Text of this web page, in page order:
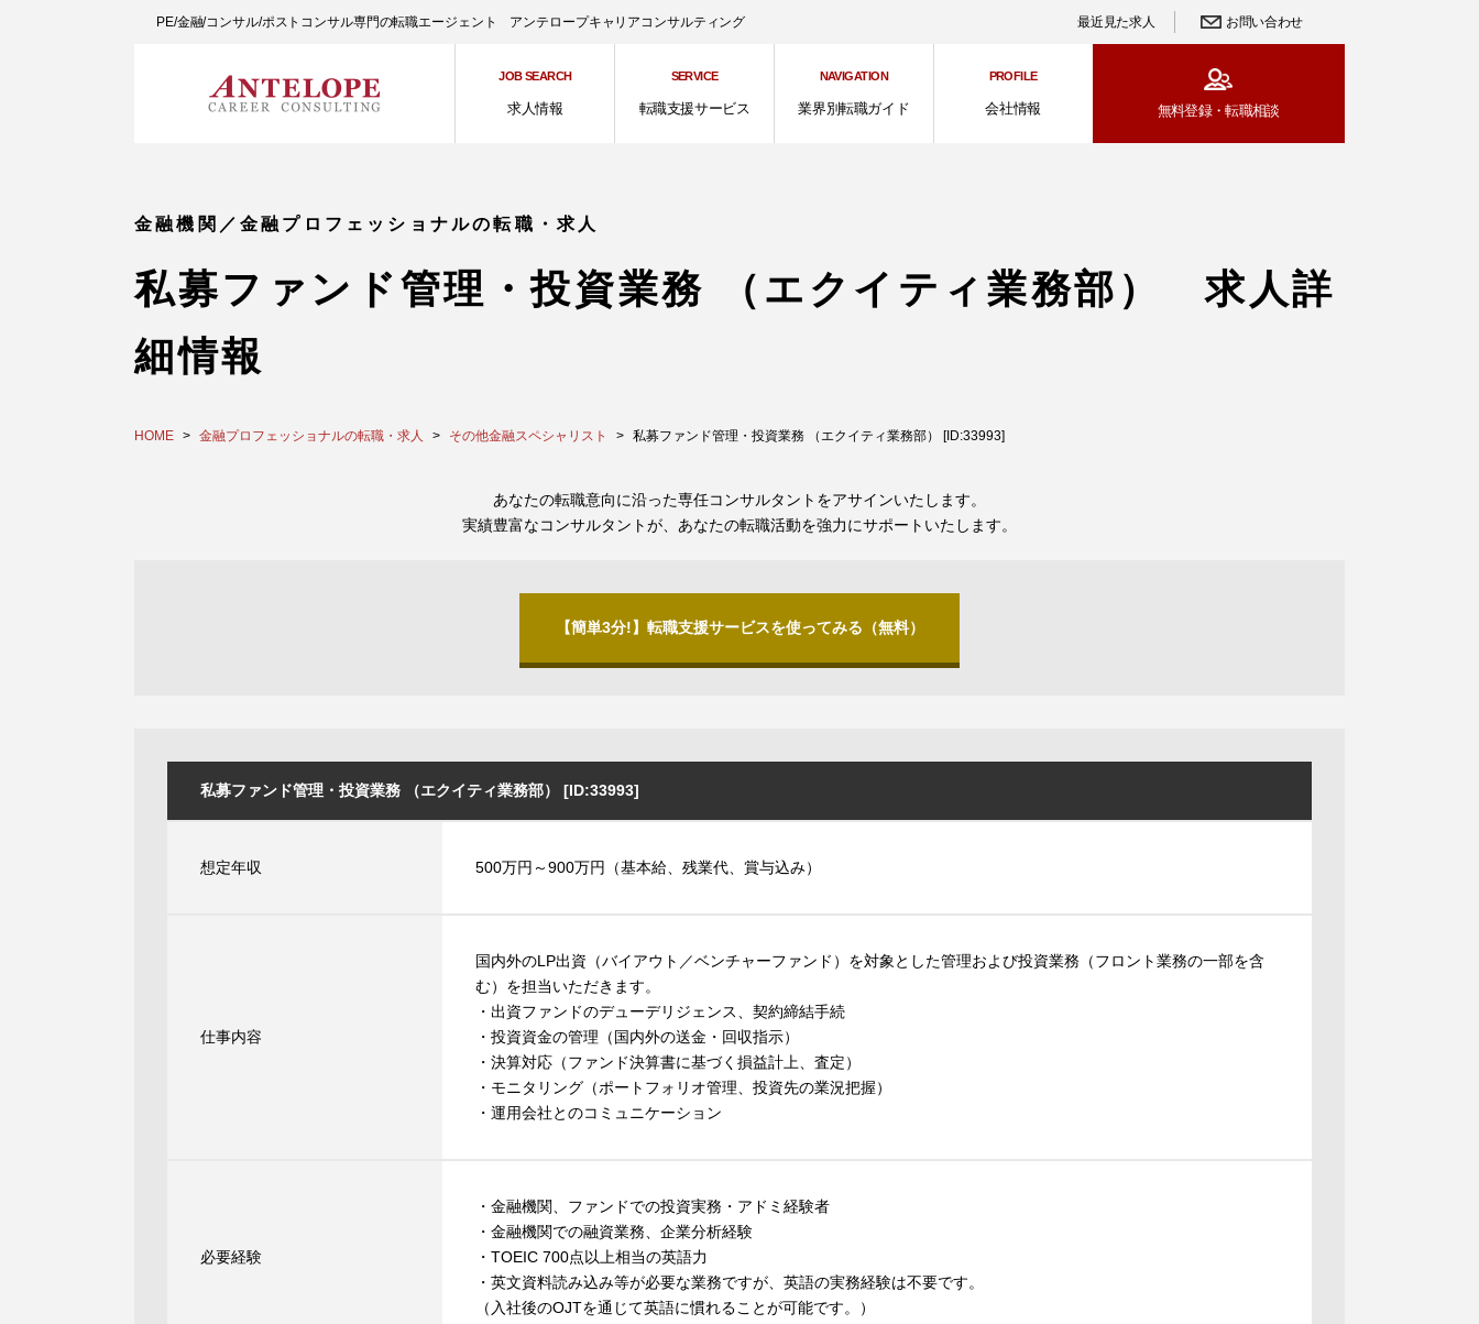
PE/金融/コンサル/ポストコンサル専門の転職エージェント アンテロープキャリアコンサルティング 最近見た求人 お問い合わせ
JOB SEARCH
求人情報
SERVICE
転職支援サービス
NAVIGATION
業界別転職ガイド
PROFILE
会社情報 無料登録・転職相談
金融機関／金融プロフェッショナルの転職・求人
私募ファンド管理・投資業務 （エクイティ業務部） 求人詳
細情報
HOME 金融プロフェッショナルの転職・求人 その他金融スペシャリスト 私募ファンド管理・投資業務 （エクイティ業務部） [ID:33993]
あなたの転職意向に沿った専任コンサルタントをアサインいたします。
実績豊富なコンサルタントが、あなたの転職活動を強力にサポートいたします。
【簡単3分!】転職支援サービスを使ってみる（無料）
私募ファンド管理・投資業務 （エクイティ業務部） [ID:33993]
想定年収 500万円～900万円（基本給、残業代、賞与込み）
仕事内容
国内外のLP出資（バイアウト／ベンチャーファンド）を対象とした管理および投資業務（フロント業務の一部を含
む）を担当いただきます。
・出資ファンドのデューデリジェンス、契約締結手続
・投資資金の管理（国内外の送金・回収指示）
・決算対応（ファンド決算書に基づく損益計上、査定）
・モニタリング（ポートフォリオ管理、投資先の業況把握）
・運用会社とのコミュニケーション
必要経験
・金融機関、ファンドでの投資実務・アドミ経験者
・金融機関での融資業務、企業分析経験
・TOEIC 700点以上相当の英語力
・英文資料読み込み等が必要な業務ですが、英語の実務経験は不要です。
（入社後のOJTを通じて英語に慣れることが可能です。）